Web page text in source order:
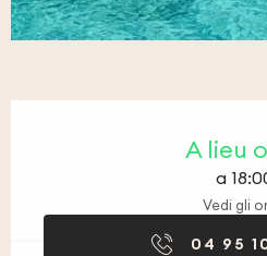
A lieu
a
Vedi gli
04 95